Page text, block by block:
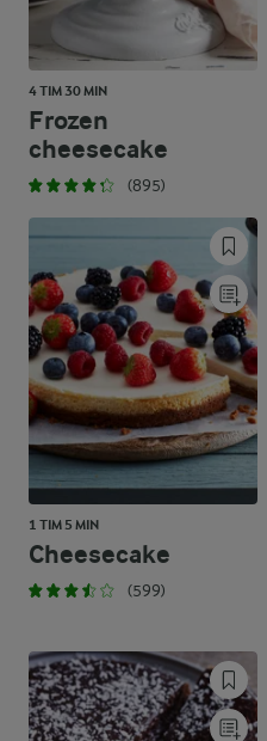
4 TIM 30 MIN
Frozen
cheesecake
(895)
1 TIM 5 MIN
Cheesecake
(599)